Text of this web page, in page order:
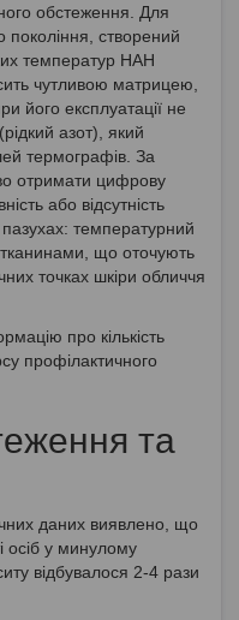
обстеження. Для
покоління, створений
температур НАН
чутливою матрицею,
його експлуатації не
азот), який
термографів. За
отримати цифрову
або відсутність
температурний
тканинами, що оточують
точках шкіри обличчя
про кількість
профілактичного
та
даних виявлено, що
осіб у минулому
відбувалося 2-4 рази